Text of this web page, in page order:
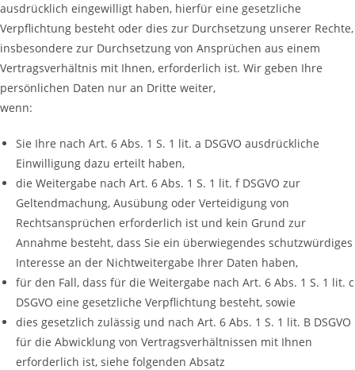
ausdrücklich eingewilligt haben, hierfür eine gesetzliche
Verpflichtung besteht oder dies zur Durchsetzung unserer Rechte,
insbesondere zur Durchsetzung von Ansprüchen aus einem
Vertragsverhältnis mit Ihnen, erforderlich ist. Wir geben Ihre
persönlichen Daten nur an Dritte weiter,
wenn:
Sie Ihre nach Art. 6 Abs. 1 S. 1 lit. a DSGVO ausdrückliche
Einwilligung dazu erteilt haben,
die Weitergabe nach Art. 6 Abs. 1 S. 1 lit. f DSGVO zur
Geltendmachung, Ausübung oder Verteidigung von
Rechtsansprüchen erforderlich ist und kein Grund zur
Annahme besteht, dass Sie ein überwiegendes schutzwürdiges
Interesse an der Nichtweitergabe Ihrer Daten haben,
für den Fall, dass für die Weitergabe nach Art. 6 Abs. 1 S. 1 lit. c
DSGVO eine gesetzliche Verpflichtung besteht, sowie
dies gesetzlich zulässig und nach Art. 6 Abs. 1 S. 1 lit. B DSGVO
für die Abwicklung von Vertragsverhältnissen mit Ihnen
erforderlich ist, siehe folgenden Absatz